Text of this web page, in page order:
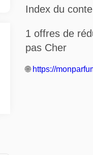
Index du
1 offres de
pas Cher
🌐 https://